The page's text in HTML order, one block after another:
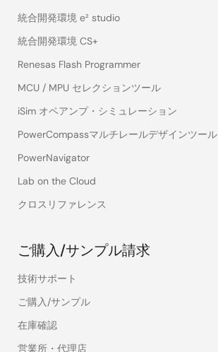
統合開発環境 e² studio
統合開発環境 CS+
Renesas Flash Programmer
MCU / MPU セレクションツール
iSim オペアンプ・シミュレーション
PowerCompassマルチレールデザインツール
PowerNavigator
Lab on the Cloud
クロスリファレンス
ご購入/サンプル請求
技術サポート
ご購入/サンプル
在庫確認
営業所・代理店